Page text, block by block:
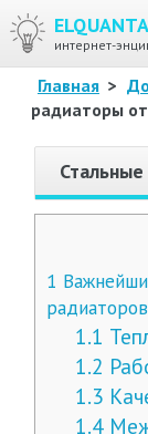
интернет-
Главная >
радиаторы
1
радиаторов
1.1
1.2
1.3
1.4